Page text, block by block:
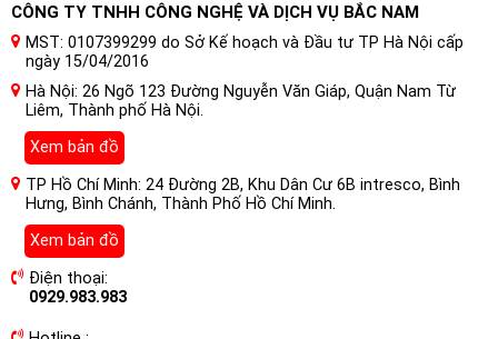
Tất cả các nguồn tín hiệu được kiểm soát
CÔNG TY TNHH CÔNG NGHỆ VÀ DỊCH VỤ BẮC NAM
MST: 0107399299 do Sở Kế hoạch và Đầu tư TP Hà Nội cấp
ngày 15/04/2016
Hà Nội: 26 Ngõ 123 Đường Nguyễn Văn Giáp, Quận Nam Từ
Liêm, Thành phố Hà Nội.
Xem bản đồ
TP Hồ Chí Minh: 24 Đường 2B, Khu Dân Cư 6B intresco, Bình
Hưng, Bình Chánh, Thành Phố Hồ Chí Minh.
Xem bản đồ
Điện thoại:
0929.983.983